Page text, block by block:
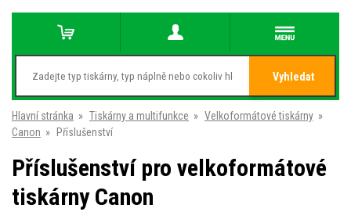
Vyhledat
Hlavní stránka » Tiskárny a multifunkce » Velkoformátové tiskárny »
Canon » Příslušenství
Příslušenství pro velkoformátové
tiskárny Canon